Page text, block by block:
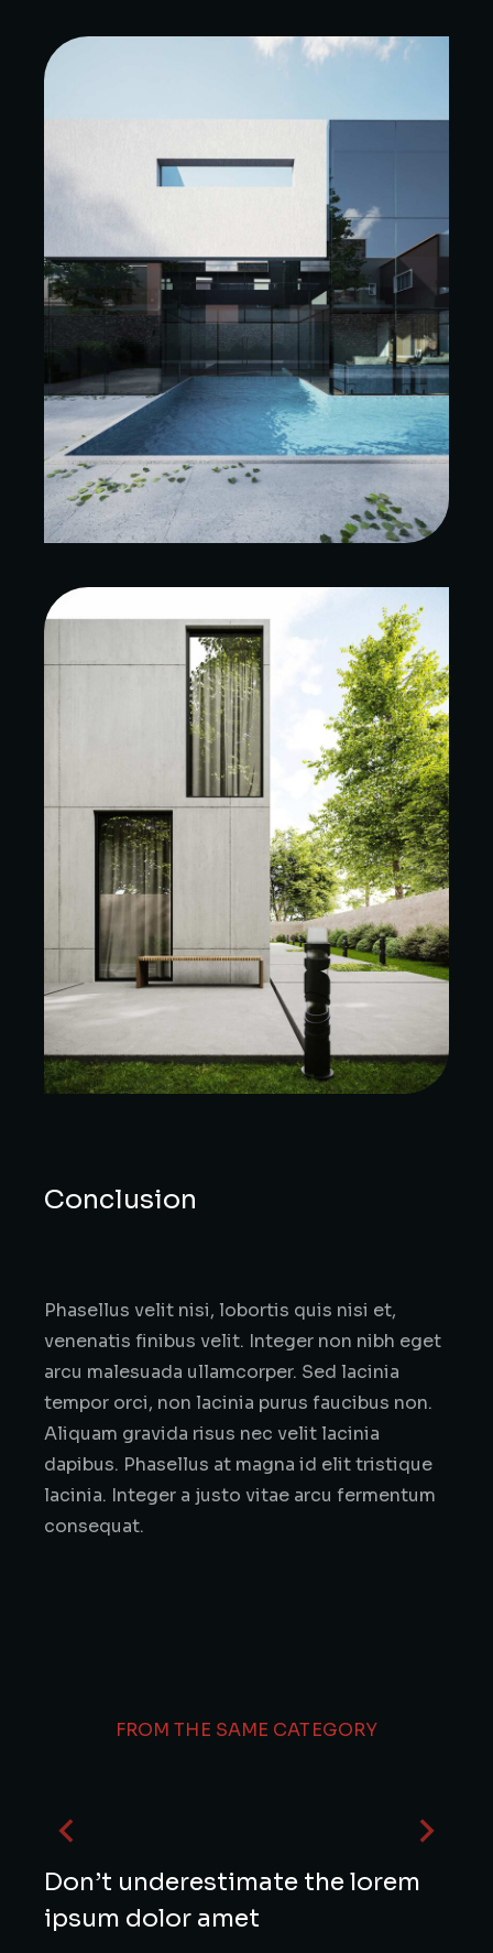
Conclusion
Phasellus velit nisi, lobortis quis nisi et,
venenatis finibus velit. Integer non nibh eget
arcu malesuada ullamcorper. Sed lacinia
tempor orci, non lacinia purus faucibus non.
Aliquam gravida risus nec velit lacinia
dapibus. Phasellus at magna id elit tristique
lacinia. Integer a justo vitae arcu fermentum
consequat.
FROM THE SAME CATEGORY
Don’t underestimate the lorem
ipsum dolor amet